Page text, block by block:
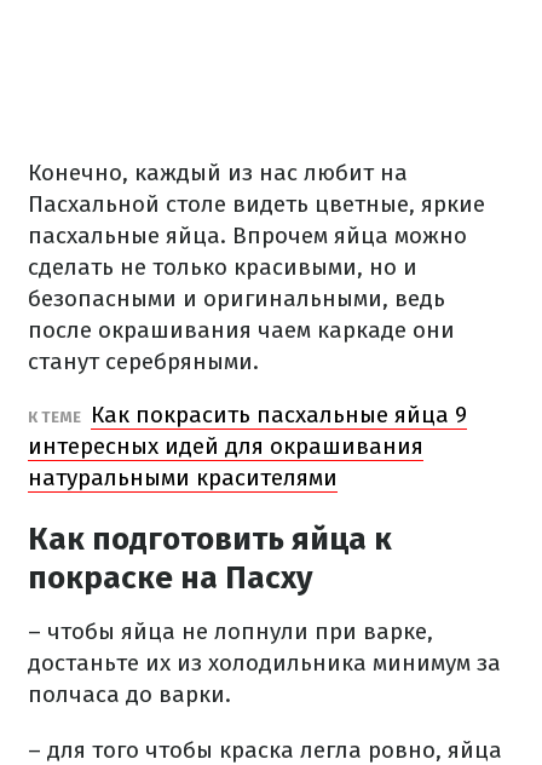
Конечно, каждый из нас любит на
Пасхальной столе видеть цветные, яркие
пасхальные яйца. Впрочем яйца можно
сделать не только красивыми, но и
безопасными и оригинальными, ведь
после окрашивания чаем каркаде они
станут серебряными.
К ТЕМЕ
Как покрасить пасхальные яйца 9
интересных идей для окрашивания
натуральными красителями
Как подготовить яйца к
покраске на Пасху
– чтобы яйца не лопнули при варке,
достаньте их из холодильника минимум за
полчаса до варки.
– для того чтобы краска легла ровно, яйца